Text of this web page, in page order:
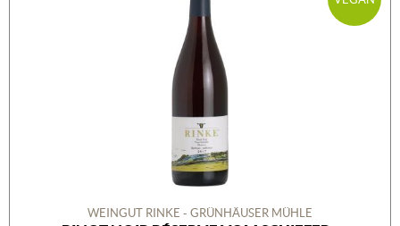
WEINGUT RINKE - GRÜNHÄUSER MÜHLE